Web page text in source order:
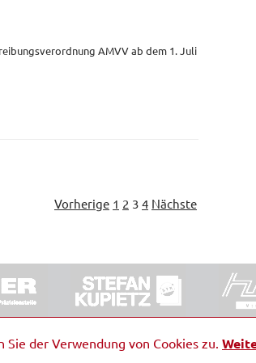
der Verwendung von Cookies zu.
AMVV ab dem 1. Juli
Vorherige 1 2 3 4 Nächste
Impressum Barrierefreiheit